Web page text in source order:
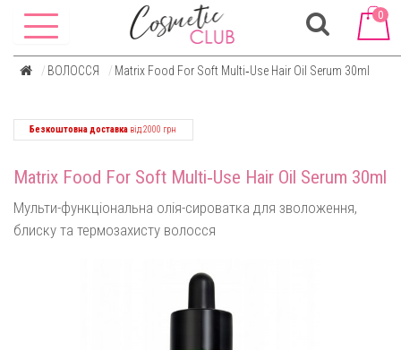
0
ВОЛОССЯ Matrix Food For Soft Multi‑Use Hair Oil Serum 30ml
Безкоштовна доставка від 2000 грн
Matrix Food For Soft Multi‑Use Hair Oil Serum 30ml
Мульти-функціональна олія-сироватка для зволоження,
блиску та термозахисту волосся